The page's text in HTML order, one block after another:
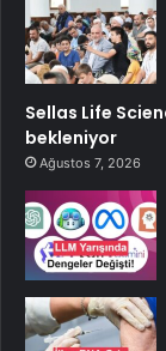
Sellas Life
bekleniyor
Ağustos 7, 2026